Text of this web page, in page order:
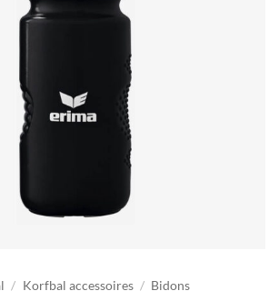
/ Korfbal accessoires / Bidons